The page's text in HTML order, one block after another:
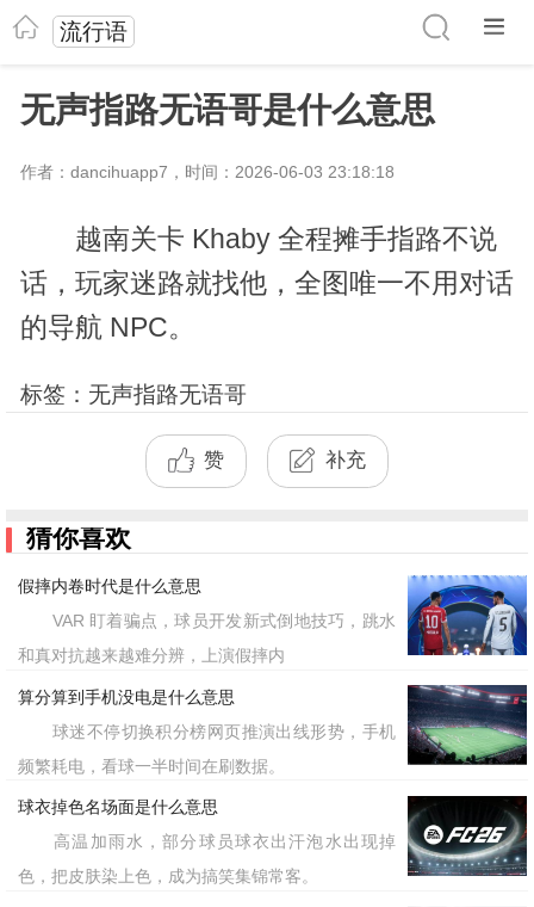
流行语
无声指路无语哥是什么意思
作者：dancihuapp7，时间：2026-06-03 23:18:18
越南关卡 Khaby 全程摊手指路不说
话，玩家迷路就找他，全图唯一不用对话
的导航 NPC。
标签：无声指路无语哥
赞 补充
猜你喜欢
假摔内卷时代是什么意思
VAR 盯着骗点，球员开发新式倒地技巧，跳水
和真对抗越来越难分辨，上演假摔内
算分算到手机没电是什么意思
球迷不停切换积分榜网页推演出线形势，手机
频繁耗电，看球一半时间在刷数据。
球衣掉色名场面是什么意思
高温加雨水，部分球员球衣出汗泡水出现掉
色，把皮肤染上色，成为搞笑集锦常客。